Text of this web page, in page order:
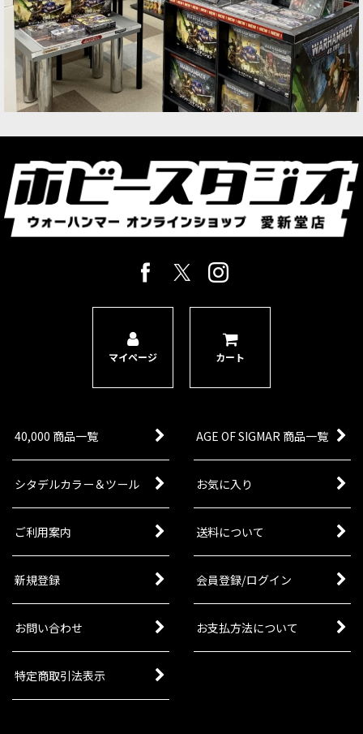
マイページ カート
40,000 商品一覧 AGE OF SIGMAR 商品一覧
シタデルカラー＆ツール お気に入り
ご利用案内 送料について
新規登録 会員登録/ログイン
お問い合わせ お支払方法について
特定商取引法表示